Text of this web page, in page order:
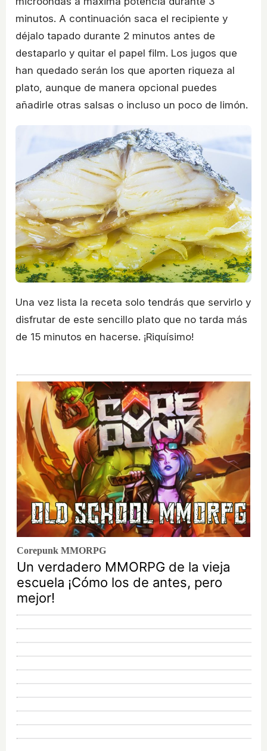
minutos. A continuación saca el recipiente y
déjalo tapado durante 2 minutos antes de
destaparlo y quitar el papel film. Los jugos que
han quedado serán los que aporten riqueza al
plato, aunque de manera opcional puedes
añadirle otras salsas o incluso un poco de limón.
Una vez lista la receta solo tendrás que servirlo y
disfrutar de este sencillo plato que no tarda más
de 15 minutos en hacerse. ¡Riquísimo!
Corepunk MMORPG
Un verdadero MMORPG de la vieja
escuela ¡Cómo los de antes, pero
mejor!